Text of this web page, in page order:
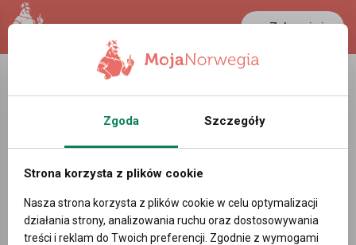
Zaloguj się
LANCASTER
30.3 °C 0.3892 PLN
Zgoda Szczegóły
Strona korzysta z plików cookie
Nasza strona korzysta z plików cookie w celu optymalizacji
działania strony, analizowania ruchu oraz dostosowywania
treści i reklam do Twoich preferencji. Zgodnie z wymogami